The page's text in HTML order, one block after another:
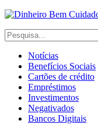
Notícias
Benefícios Sociais
Cartões de crédito
Empréstimos
Investimentos
Negativados
Bancos Digitais